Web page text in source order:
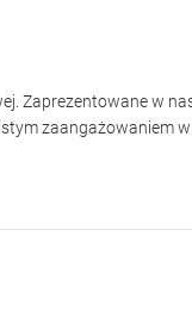
Zaprezentowane w
zaangażowaniem